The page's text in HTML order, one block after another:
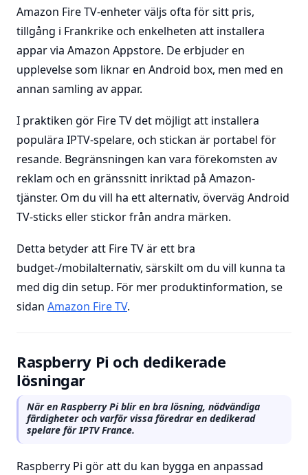
Amazon Fire TV-enheter väljs ofta för sitt pris,
tillgång i Frankrike och enkelheten att installera
appar via Amazon Appstore. De erbjuder en
upplevelse som liknar en Android box, men med en
annan samling av appar.
I praktiken gör Fire TV det möjligt att installera
populära IPTV-spelare, och stickan är portabel för
resande. Begränsningen kan vara förekomsten av
reklam och en gränssnitt inriktad på Amazon-
tjänster. Om du vill ha ett alternativ, överväg Android
TV-sticks eller stickor från andra märken.
Detta betyder att Fire TV är ett bra
budget-/mobilalternativ, särskilt om du vill kunna ta
med dig din setup. För mer produktinformation, se
sidan Amazon Fire TV.
Raspberry Pi och dedikerade
lösningar
När en Raspberry Pi blir en bra lösning, nödvändiga
färdigheter och varför vissa föredrar en dedikerad
spelare för IPTV France.
Raspberry Pi gör att du kan bygga en anpassad